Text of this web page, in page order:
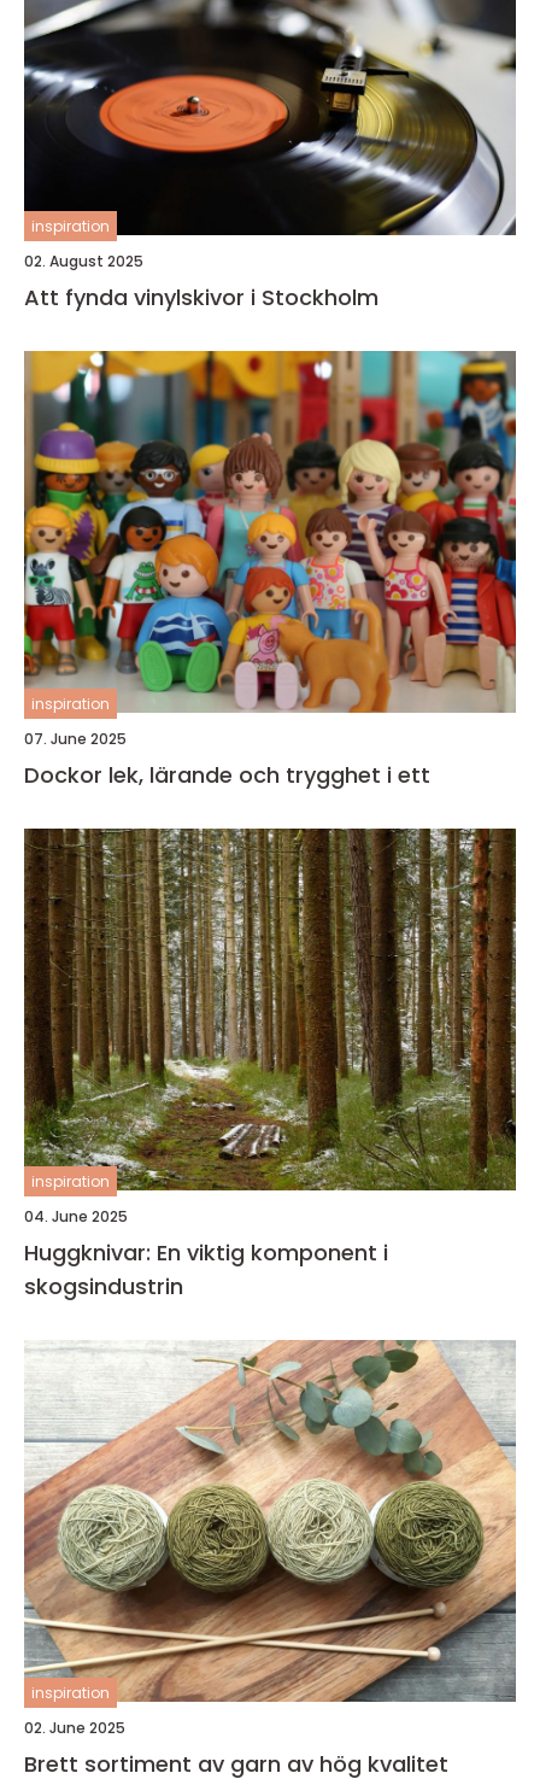
inspiration
02. August 2025
Att fynda vinylskivor i Stockholm
inspiration
07. June 2025
Dockor lek, lärande och trygghet i ett
inspiration
04. June 2025
Huggknivar: En viktig komponent i
skogsindustrin
inspiration
02. June 2025
Brett sortiment av garn av hög kvalitet